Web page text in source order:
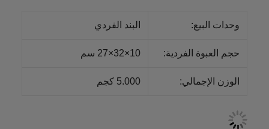
وحدات البيع: البند الفردي
حجم العبوة الفردية: 10×32×27 سم
الوزن الإجمالي: 5.000 كجم